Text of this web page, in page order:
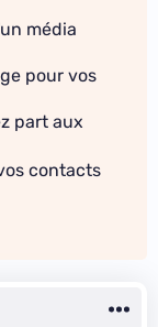
média
pour vos
part aux
contacts